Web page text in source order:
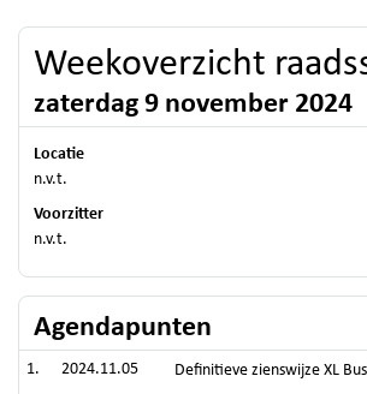
Weekoverzicht
zaterdag 9 november 2024
Locatie
n.v.t.
Voorzitter
n.v.t.
Agendapunten
2024.11.05 Definitieve zienswijze XL